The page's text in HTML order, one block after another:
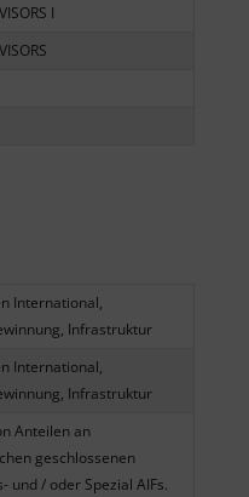
I
International,
Infrastruktur
International,
Infrastruktur
Anteilen an
geschlossenen
und / oder Spezial AIFs.